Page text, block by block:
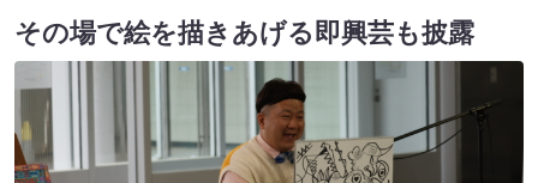
その場で絵を描きあげる即興芸も披露